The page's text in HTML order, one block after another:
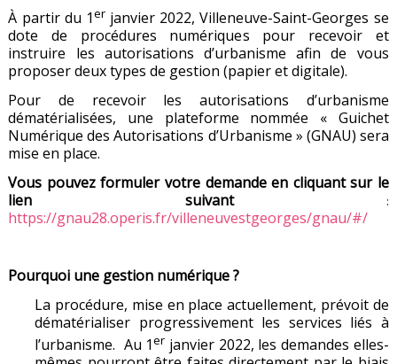
À partir du 1erjanvier 2022, Villeneuve-Saint-Georges se
dote de procédures numériques pour recevoir et
instruire les autorisations d’urbanisme afin de vous
proposer deux types de gestion (papier et digitale).
Pour de recevoir les autorisations d’urbanisme
dématérialisées, une plateforme nommée « Guichet
Numérique des Autorisations d’Urbanisme » (GNAU) sera
mise en place.
Vous pouvez formuler votre demande en cliquant sur le
lien suivant
:
https://gnau28.operis.fr/villeneuvestgeorges/gnau/#/
Pourquoi une gestion numérique ?
La procédure, mise en place actuellement, prévoit de
dématérialiser progressivement les services liés à
l’urbanisme. Au 1er janvier 2022, les demandes elles-